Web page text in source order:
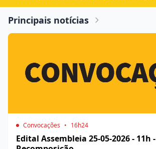
Principais notícias
Convocações • 16h24
Edital Assembleia 25-05-2026 - 11h -